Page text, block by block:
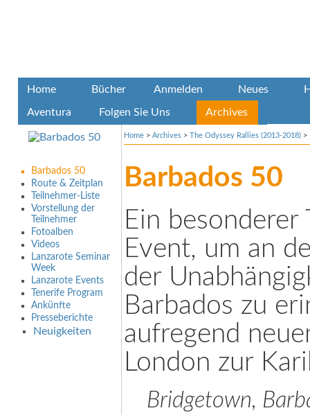
Home Bücher Anmelden Neues
Aventura Folgen Sie Uns Archives
Barbados 50
Route & Zeitplan
Teilnehmer-Liste
Vorstellung der
Teilnehmer
Fotoalben
Videos
Lanzarote Seminar
Week
Lanzarote Events
Tenerife Program
Ankünfte
Presseberichte
Neuigkeiten
Home > Archives > The Odyssey Rallies (2013-2018) >
Barbados 50
Ein besonderer
Event, um an
der
Barbados zu
aufregend
London zur
Bridgetown,